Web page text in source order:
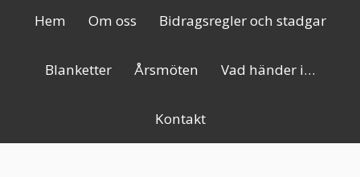
Primär
meny
Hem Om oss Bidragsregler och stadgar
Blanketter Årsmöten Vad händer i…
Kontakt